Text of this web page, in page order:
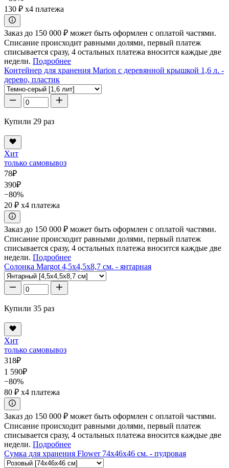
130 ₽ x4 платежа
Заказ до 150 000 ₽ может быть оформлен с оплатой частями.
Списание происходит равными долями, первый платеж
списывается сразу, 4 остальных платежа вносится каждые две
недели. Подробнее
Контейнер для хранения Marion с деревянной крышкой 1,6 л. -
дерево, пластик
Купили 29 раз
Хит
только самовывоз
78₽
390₽
−80%
20 ₽ x4 платежа
Заказ до 150 000 ₽ может быть оформлен с оплатой частями.
Списание происходит равными долями, первый платеж
списывается сразу, 4 остальных платежа вносится каждые две
недели. Подробнее
Солонка Margot 4,5x4,5x8,7 см. - янтарная
Купили 35 раз
Хит
только самовывоз
318₽
1 590₽
−80%
80 ₽ x4 платежа
Заказ до 150 000 ₽ может быть оформлен с оплатой частями.
Списание происходит равными долями, первый платеж
списывается сразу, 4 остальных платежа вносится каждые две
недели. Подробнее
Сумка для хранения Flower 74x46x46 см. - пудровая